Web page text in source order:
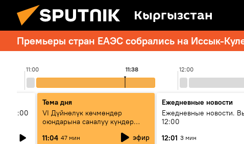
Кыргызстан
Премьеры стран ЕАЭС собрались на Иссык-
11:00 12:00
11:38
11:00
Тема дня
VI Дүйнөлүк көчмөндөр
оюндарына саналуу күндөр
калды: даярдык иштери кайсы
этапка жетти?
11:04 47 мин эфир
Ежедневные новости
Ежедневные новости.
12:00
12:01 3 мин